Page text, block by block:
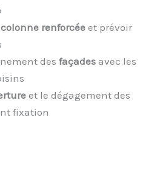
colonne renforcée et prévoir
desfaçades avec les
et le dégagement des
fixation